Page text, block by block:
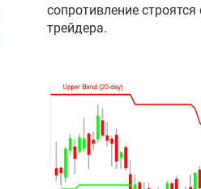
сопротивление
трейдера.